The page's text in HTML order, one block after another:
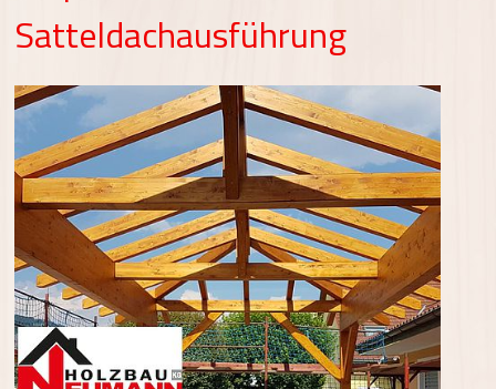
Satteldachausführung